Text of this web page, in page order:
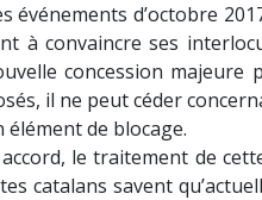
événements d’octobre
à convaincre ses
concession
il ne peut céder
élément de blocage.
accord, le traitement de
catalans savent